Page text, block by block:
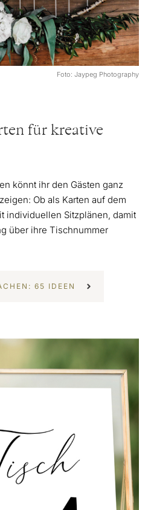
für kreative
könnt ihr den Gästen ganz
Ob als Karten auf dem
individuellen Sitzplänen, damit
über ihre Tischnummer
65 IDEEN
Foto: Jaypeg Photography